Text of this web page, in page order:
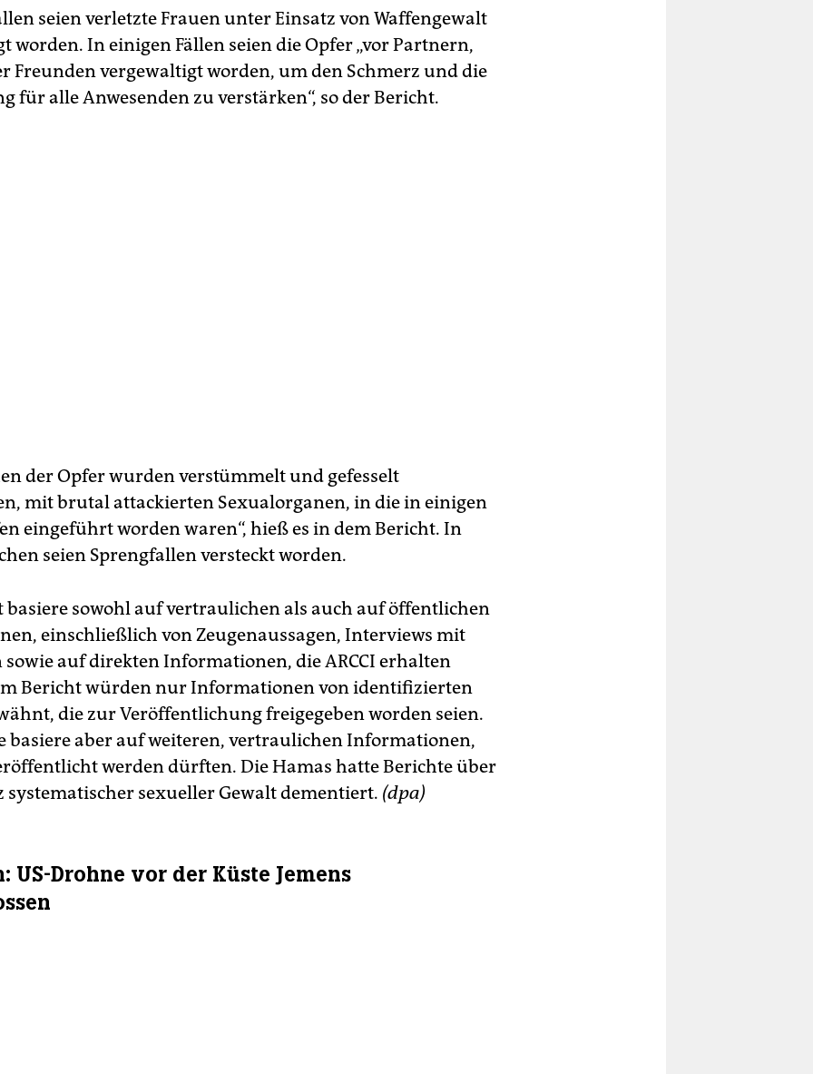
seien verletzte Frauen unter Einsatz von Waffengewalt
worden. In einigen Fällen seien die Opfer „vor Partnern,
Freunden vergewaltigt worden, um den Schmerz und die
für alle Anwesenden zu verstärken“, so der Bericht.
der Opfer wurden verstümmelt und gefesselt
mit brutal attackierten Sexualorganen, in die in einigen
eingeführt worden waren“, hieß es in dem Bericht. In
seien Sprengfallen versteckt worden.
basiere sowohl auf vertraulichen als auch auf öffentlichen
einschließlich von Zeugenaussagen, Interviews mit
auf direkten Informationen, die ARCCI erhalten
Bericht würden nur Informationen von identifizierten
die zur Veröffentlichung freigegeben worden seien.
basiere aber auf weiteren, vertraulichen Informationen,
werden dürften. Die Hamas hatte Berichte über
systematischer sexueller Gewalt dementiert. (dpa)
US-Drohne vor der Küste Jemens